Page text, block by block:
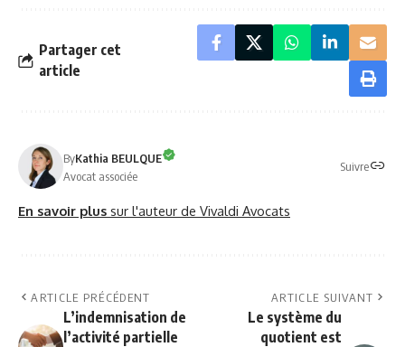
Partager cet
article
ByKathia BEULQUE
Avocat associée
Suivre
En savoir plus sur l'auteur de Vivaldi Avocats
ARTICLE PRÉCÉDENT
L’indemnisation de
l’activité partielle
ARTICLE SUIVANT
Le système du
quotient est